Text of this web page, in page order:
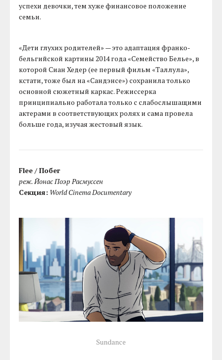
успехи девочки, тем хуже финансовое положение
семьи.
«Дети глухих родителей» — это адаптация франко-
бельгийской картины 2014 года «Семейство Белье», в
которой Сиан Хедер (ее первый фильм «Таллула»,
кстати, тоже был на «Сандэнсе») сохранила только
основной сюжетный каркас. Режиссерка
принципиально работала только с слабослышащими
актерами в соответствующих ролях и сама провела
больше года, изучая жестовый язык.
Flee / Побег
реж. Йонас Поэр Расмуссен
Секция: World Cinema Documentary
Sundance